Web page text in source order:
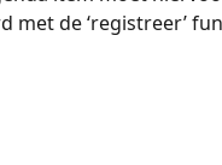
met de ‘registreer’